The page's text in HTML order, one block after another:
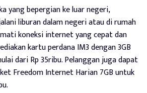
yang bepergian ke luar negeri,
liburan dalam negeri atau di rumah
koneksi internet yang cepat dan
kartu perdana IM3 dengan 3GB
dari Rp 35ribu. Pelanggan juga dapat
Freedom Internet Harian 7GB untuk